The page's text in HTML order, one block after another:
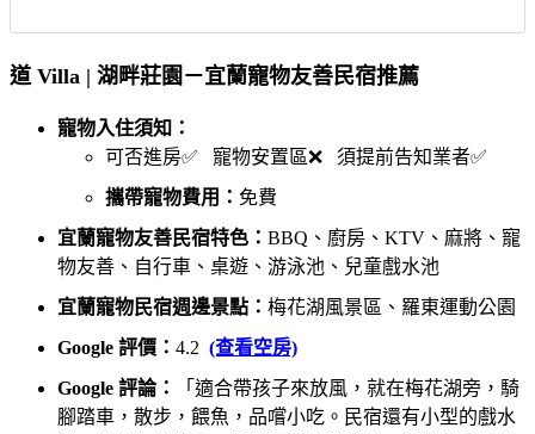
道 Villa | 湖畔莊園－宜蘭寵物友善民宿推薦
寵物入住須知：
可否進房✅ 寵物安置區❌ 須提前告知業者✅
攜帶寵物費用： 免費
宜蘭寵物友善民宿特色： BBQ、廚房、KTV、麻將、寵
物友善、自行車、桌遊、游泳池、兒童戲水池
宜蘭寵物民宿週邊景點： 梅花湖風景區、羅東運動公園
Google 評價： 4.2 (查看空房)
Google 評論：
「適合帶孩子來放風，就在梅花湖旁，騎
腳踏車，散步，餵魚，品嚐小吃。民宿還有小型的戲水